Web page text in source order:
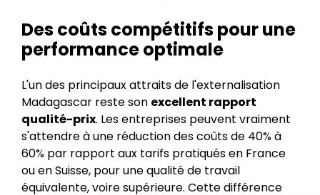
Des coûts compétitifs pour une
performance optimale
L'un des principaux attraits de l'externalisation
Madagascar reste son excellent rapport
qualité-prix. Les entreprises peuvent vraiment
s'attendre à une réduction des coûts de 40% à
60% par rapport aux tarifs pratiqués en France
ou en Suisse, pour une qualité de travail
équivalente, voire supérieure. Cette différence